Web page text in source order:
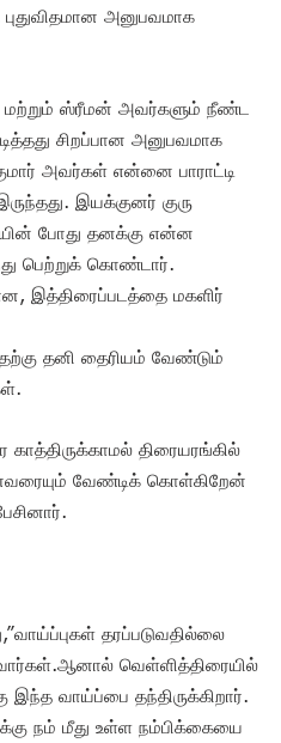
அனுபவமாக
மற்றும் ஸ்ரீமன் அவர்களும் நீண்ட
சிறப்பான அனுபவமாக
அவர்கள் என்னை பாராட்டி
இயக்குனர் குரு
போது தனக்கு என்ன
பெற்றுக் கொண்டார்.
இத்திரைப்படத்தை மகளிர்
தனி தைரியம் வேண்டும்
காத்திருக்காமல் திரையரங்கில்
வேண்டிக் கொள்கிறேன்
தரப்படுவதில்லை
வெள்ளித்திரையில்
வாய்ப்பை தந்திருக்கிறார்.
நம் மீது உள்ள நம்பிக்கையை